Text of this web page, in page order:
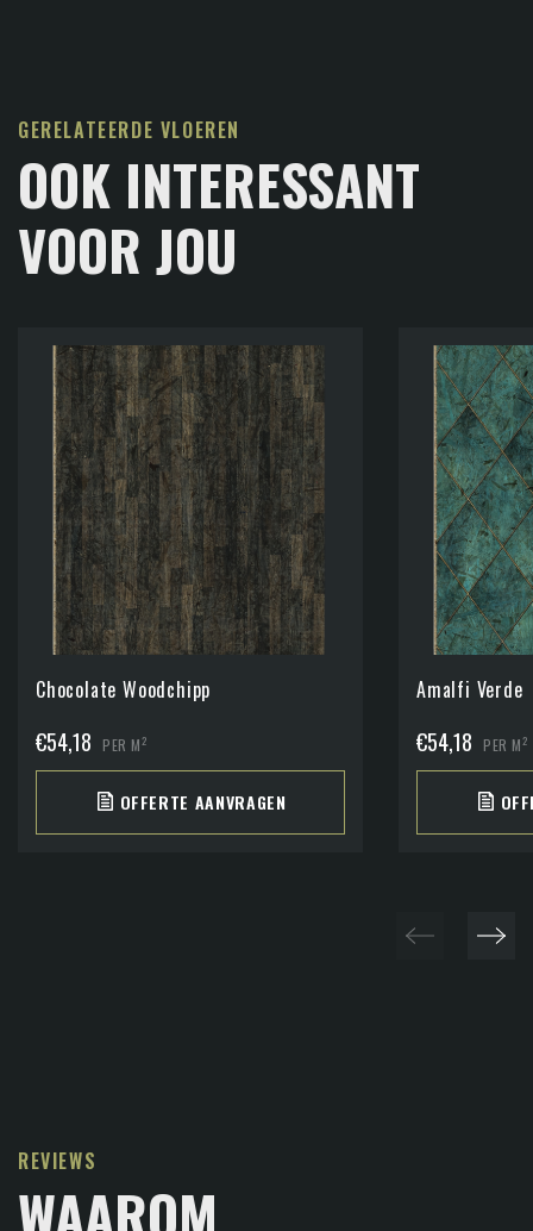
GERELATEERDE VLOEREN
OOK INTERESSANT
VOOR JOU
Chocolate Woodchipp
€54,18 PER M2
OFFERTE AANVRAGEN
Amalfi Verde
€54,18 PER M2
REVIEWS
WAAROM